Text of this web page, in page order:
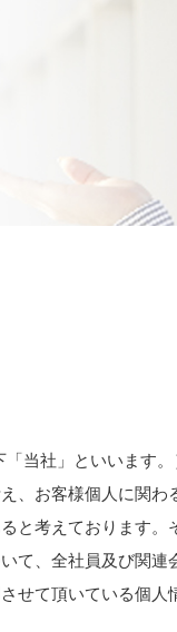
当社」といいます
、お客様個人に関
と考えております
て、全社員及び関
せて頂いている個